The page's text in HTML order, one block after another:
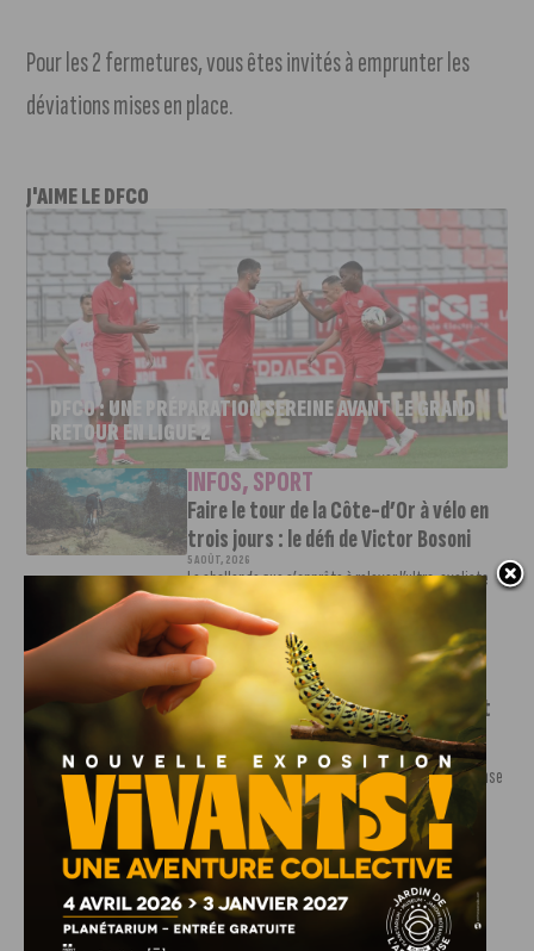
Pour les 2 fermetures, vous êtes invités à emprunter les
déviations mises en place.
J'AIME LE DFCO
DFCO : UNE PRÉPARATION SEREINE AVANT LE GRAND
RETOUR EN LIGUE 2
INFOS,SPORT
Faire le tour de la Côte-d’Or à vélo en
trois jours : le défi de Victor Bosoni
5 AOÛT, 2026
Le challenge que s’apprête à relever l’ultra-cycliste
Victor Bosoni est simple : parcourir 571...
INFOS,SPORT
DFCO : une préparation sereine avant
le grand retour en Ligue 2
3 AOÛT, 2026
Contre l’AS Nancy Lorraine, le DFCO a achevé sa phase
de préparation par un...
INFOS,SPORT
JDA Basket : Kevion Taylor intègre
l’effectif de la Jeanne